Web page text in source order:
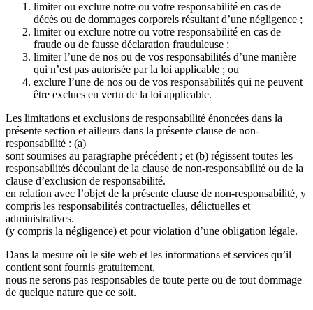
limiter ou exclure notre ou votre responsabilité en cas de
décès ou de dommages corporels résultant d’une négligence ;
limiter ou exclure notre ou votre responsabilité en cas de
fraude ou de fausse déclaration frauduleuse ;
limiter l’une de nos ou de vos responsabilités d’une manière
qui n’est pas autorisée par la loi applicable ; ou
exclure l’une de nos ou de vos responsabilités qui ne peuvent
être exclues en vertu de la loi applicable.
Les limitations et exclusions de responsabilité énoncées dans la
présente section et ailleurs dans la présente clause de non-
responsabilité : (a)
sont soumises au paragraphe précédent ; et (b) régissent toutes les
responsabilités découlant de la clause de non-responsabilité ou de la
clause d’exclusion de responsabilité.
en relation avec l’objet de la présente clause de non-responsabilité, y
compris les responsabilités contractuelles, délictuelles et
administratives.
(y compris la négligence) et pour violation d’une obligation légale.
Dans la mesure où le site web et les informations et services qu’il
contient sont fournis gratuitement,
nous ne serons pas responsables de toute perte ou de tout dommage
de quelque nature que ce soit.